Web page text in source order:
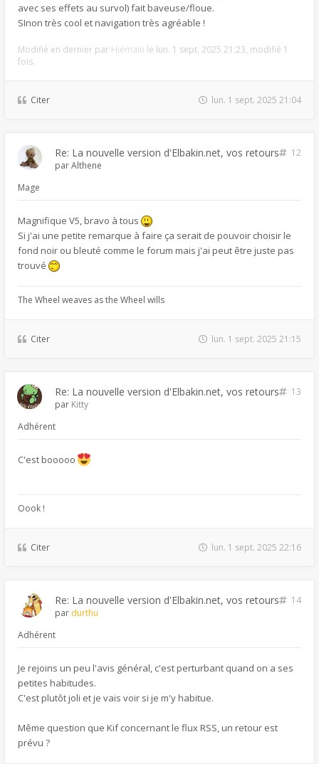
avec ses effets au survol) fait baveuse/floue.
SInon très cool et navigation très agréable !
Modifié en dernier par Hiémain le lun. 1 sept. 2025 21:23, modifié 1
fois.
Citer lun. 1 sept. 2025 21:04
Re: La nouvelle version d'Elbakin.net, vos retours
12
parAlthene
Mage
Magnifique V5, bravo à tous
Si j'ai une petite remarque à faire ça serait de pouvoir choisir le
fond noir ou bleuté comme le forum mais j'ai peut être juste pas
trouvé
The Wheel weaves as the Wheel wills
Citer lun. 1 sept. 2025 21:15
Re: La nouvelle version d'Elbakin.net, vos retours
13
par Kitty
Adhérent
C'est booooo
Oook !
Citer lun. 1 sept. 2025 22:16
Re: La nouvelle version d'Elbakin.net, vos retours
14
par durthu
Adhérent
Je rejoins un peu l'avis général, c'est perturbant quand on a ses
petites habitudes.
C'est plutôt joli et je vais voir si je m'y habitue.
Même question que Kif concernant le flux RSS, un retour est
prévu ?